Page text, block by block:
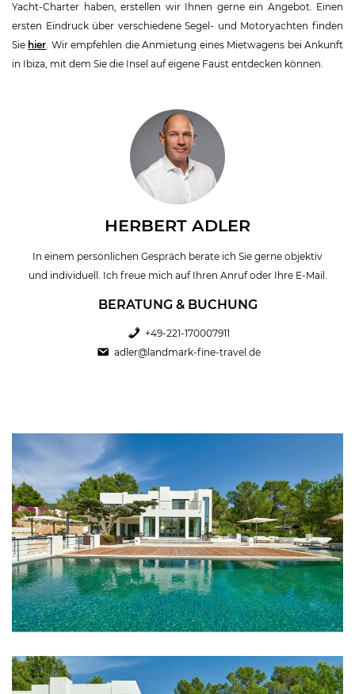
Yacht-Charter haben, erstellen wir Ihnen gerne ein Angebot. Einen
ersten Eindruck über verschiedene Segel- und Motoryachten finden
Sie hier . Wir empfehlen die Anmietung eines Mietwagens bei Ankunft
in Ibiza, mit dem Sie die Insel auf eigene Faust entdecken können.
HERBERT ADLER
In einem persönlichen Gespräch berate ich Sie gerne objektiv
und individuell. Ich freue mich auf Ihren Anruf oder Ihre E-Mail.
BERATUNG & BUCHUNG
+49-221-170007911
adler@landmark-fine-travel.de